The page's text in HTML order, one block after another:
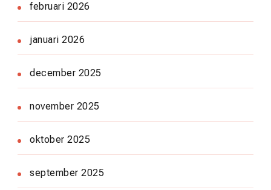
februari 2026
januari 2026
december 2025
november 2025
oktober 2025
september 2025